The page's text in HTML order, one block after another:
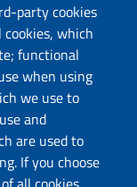
party cookies
which
functional
when using
we use to
and
are used to
If you choose